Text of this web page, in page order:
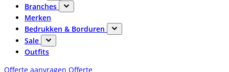
Branches
Merken
Bedrukken & Borduren
Sale
Outfits
Offerte aanvragen Offerte